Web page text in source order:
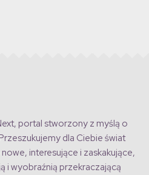
portal stworzony z myślą o
dla Ciebie świat
interesujące i zaskakujące,
i wyobraźnią przekraczającą